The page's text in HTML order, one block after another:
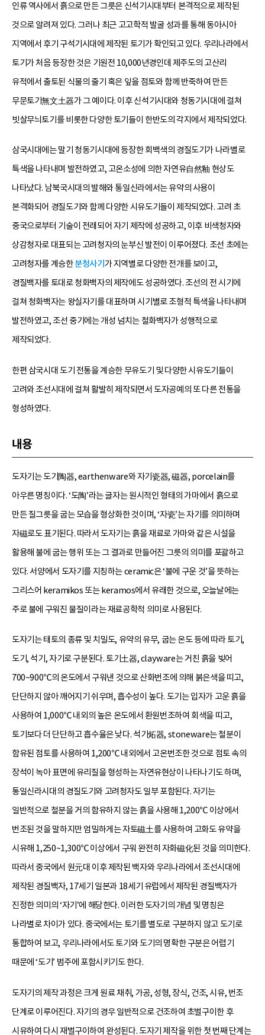
인류 역사에서 흙으로 만든 그릇은 신석기시대부터 본격적으로 제작된
것으로 알려져 있다. 그러나 최근 고고학적 발굴 성과를 통해 동아시아
지역에서 후기 구석기시대에 제작된 토기가 확인되고 있다. 우리나라에서
토기가 처음 등장한 것은 기원전 10,000년경인데 제주도의 고산리
유적에서 출토된 식물의 줄기 혹은 잎을 점토와 함께 반죽하여 만든
무문토기無文土器가 그 예이다. 이후 신석기시대와 청동기시대에 걸쳐
빗살무늬토기를 비롯한 다양한 토기들이 한반도의 각지에서 제작되었다.
삼국시대에는 말기 청동기시대에 등장한 회백색의 경질도기가 나라별로
특색을 나타내며 발전하였고, 고온소성에 의한 자연유自然釉 현상도
나타났다. 남북국시대의 발해와 통일신라에서는 유약의 사용이
본격화되어 경질도기와 함께 다양한 시유도기들이 제작되었다. 고려 초
중국으로부터 기술이 전래되어 자기 제작에 성공하고, 이후 비색청자와
상감청자로 대표되는 고려청자의 눈부신 발전이 이루어졌다. 조선 초에는
고려청자를 계승한분청사기 가 지역별로 다양한 전개를 보이고,
경질백자를 토대로 청화백자의 제작에도 성공하였다. 조선의 전 시기에
걸쳐 청화백자는 왕실자기를 대표하며 시기별로 조형적 특색을 나타내며
발전하였고, 조선 중기에는 개성 넘치는 철화백자가 성행적으로
제작되었다.
한편 삼국시대 도기 전통을 계승한 무유도기 및 다양한 시유도기들이
고려와 조선시대에 걸쳐 활발히 제작되면서 도자공예의 또 다른 전통을
형성하였다.
내용
도자기는 도기陶器, earthenware와 자기瓷器, 磁器, porcelain를
아우른 명칭이다. ‘도陶’라는 글자는 원시적인 형태의 가마에서 흙으로
만든 질그릇을 굽는 모습을 형상화한 것이며, ‘자瓷’는 자기를 의미하며
자磁로도 표기된다. 따라서 도자기는 흙을 재료로 가마와 같은 시설을
활용해 불에 굽는 행위 또는 그 결과로 만들어진 그릇의 의미를 포괄하고
있다. 서양에서 도자기를 지칭하는 ceramic은 ‘불에 구운 것’을 뜻하는
그리스어 keramikos 또는 keramos에서 유래한 것으로, 오늘날에는
주로 불에 구워진 물질이라는 재료공학적 의미로 사용된다.
도자기는 태토의 종류 및 치밀도, 유약의 유무, 굽는 온도 등에 따라 토기,
도기, 석기, 자기로 구분된다. 토기土器, clayware는 거친 흙을 빚어
700~900℃의 온도에서 구워낸 것으로 산화번조에 의해 붉은색을 띠고,
단단하지 않아 깨어지기 쉬우며, 흡수성이 높다. 도기는 입자가 고운 흙을
사용하여 1,000℃ 내외의 높은 온도에서 환원번조하여 회색을 띠고,
토기보다 더 단단하고 흡수율은 낮다. 석기炻器, stoneware는 철분이
함유된 점토를 사용하여 1,200℃ 내외에서 고온번조한 것으로 점토 속의
장석이 녹아 표면에 유리질을 형성하는 자연유현상이 나타나기도 하며,
통일신라시대의 경질도기와 고려청자도 일부 포함된다. 자기는
일반적으로 철분을 거의 함유하지 않는 흙을 사용해 1,200℃ 이상에서
번조된 것을 말하지만 엄밀하게는 자토磁土를 사용하여 고화도 유약을
시유해 1,250~1,300℃ 이상에서 구워 완전히 자화磁化된 것을 의미한다.
따라서 중국에서 원元대 이후 제작된 백자와 우리나라에서 조선시대에
제작된 경질백자, 17세기 일본과 18세기 유럽에서 제작된 경질백자가
진정한 의미의 ‘자기’에 해당한다. 이러한 도자기의 개념 및 명칭은
나라별로 차이가 있다. 중국에서는 토기를 별도로 구분하지 않고 도기로
통합하여 보고, 우리나라에서도 토기와 도기의 명확한 구분은 어렵기
때문에 ‘도기’ 범주에 포함시키기도 한다.
도자기의 제작 과정은 크게 원료 채취, 가공, 성형, 장식, 건조, 시유, 번조
단계로 이루어진다. 자기의 경우 일반적으로 건조하여 초벌구이한 후
시유하여 다시 재벌구이하여 완성된다. 도자기 제작을 위한 첫 번째 단계는